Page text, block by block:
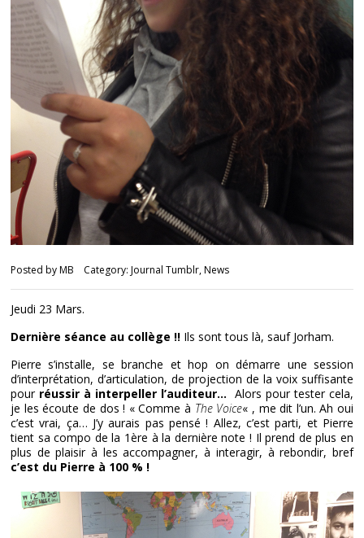
Posted byMB Category: Journal Tumblr,News
Jeudi 23 Mars.
Dernière séance au collège !! Ils sont tous là, sauf Jorham.
Pierre s’installe, se branche et hop on démarre une session
d’interprétation, d’articulation, de projection de la voix suffisante
pour réussir à interpeller l’auditeur… Alors pour tester cela,
je les écoute de dos ! « Comme à The Voice« , me dit l’un. Ah oui
c’est vrai, ça… J’y aurais pas pensé ! Allez, c’est parti, et Pierre
tient sa compo de la 1ère à la dernière note ! Il prend de plus en
plus de plaisir à les accompagner, à interagir, à rebondir, bref
c’est du Pierre à 100 % !